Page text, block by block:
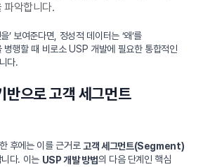
파악합니다.
’ 보여준다면, 정성적 데이터는 ‘왜’를
병행할 때 비로소 USP 개발에 필요한 통합적인
다.
으로 고객 세그먼트
후에는 이를 근거로고객 세그먼트(Segment)
다. 이는 USP 개발 방법의 다음 단계인 핵심